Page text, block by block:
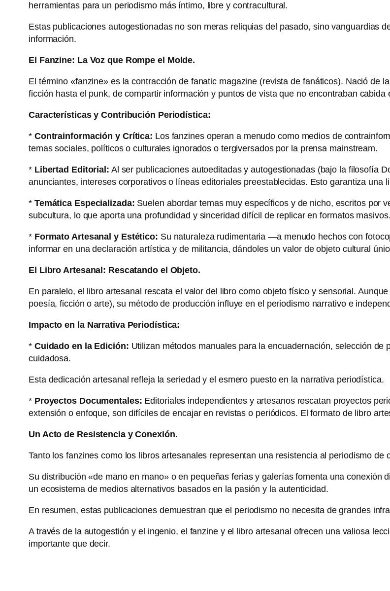
herramientas para un periodismo más íntimo, libre y contracultural.
Estas publicaciones autogestionadas no son meras reliquias del pasado, sino vanguardias
información.
El Fanzine: La Voz que Rompe el Molde.
El término «fanzine» es la contracción de fanatic magazine (revista de fanáticos). Nació de
ficción hasta el punk, de compartir información y puntos de vista que no encontraban cabida
Características y Contribución Periodística:
* Contrainformación y Crítica: Los fanzines operan a menudo como medios de
temas sociales, políticos o culturales ignorados o tergiversados por la prensa mainstream.
* Libertad Editorial: Al ser publicaciones autoeditadas y autogestionadas (bajo la filosofía
anunciantes, intereses corporativos o líneas editoriales preestablecidas. Esto garantiza una
* Temática Especializada: Suelen abordar temas muy específicos y de nicho, escritos por
subcultura, lo que aporta una profundidad y sinceridad difícil de replicar en formatos masivos.
* Formato Artesanal y Estético: Su naturaleza rudimentaria —a menudo hechos con
informar en una declaración artística y de militancia, dándoles un valor de objeto cultural
El Libro Artesanal: Rescatando el Objeto.
En paralelo, el libro artesanal rescata el valor del libro como objeto físico y sensorial.
poesía, ficción o arte), su método de producción influye en el periodismo narrativo e
Impacto en la Narrativa Periodística:
* Cuidado en la Edición: Utilizan métodos manuales para la encuadernación, selección
cuidadosa.
Esta dedicación artesanal refleja la seriedad y el esmero puesto en la narrativa periodística.
* Proyectos Documentales: Editoriales independientes y artesanos rescatan proyectos
extensión o enfoque, son difíciles de encajar en revistas o periódicos. El formato de libro
Un Acto de Resistencia y Conexión.
Tanto los fanzines como los libros artesanales representan una resistencia al periodismo
Su distribución «de mano en mano» o en pequeñas ferias y galerías fomenta una conexión
un ecosistema de medios alternativos basados en la pasión y la autenticidad.
En resumen, estas publicaciones demuestran que el periodismo no necesita de grandes
A través de la autogestión y el ingenio, el fanzine y el libro artesanal ofrecen una valiosa
importante que decir.